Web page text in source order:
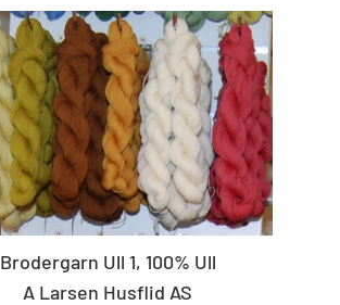
Brodergarn Ull 1, 100% Ull
A Larsen Husflid AS